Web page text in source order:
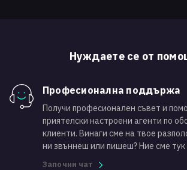
Нуждаете се от
Професионална поддържа
Получи професионален съвет и
приятелски настроени агенти по
клиенти. Винаги сме на твое
ни звъннеш или пишеш? Ние сме тук
Започни чат